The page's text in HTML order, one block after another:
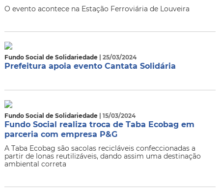
O evento acontece na Estação Ferroviária de Louveira
Fundo Social de Solidariedade | 25/03/2024
Prefeitura apoia evento Cantata Solidária
Fundo Social de Solidariedade | 15/03/2024
Fundo Social realiza troca de Taba Ecobag em
parceria com empresa P&G
A Taba Ecobag são sacolas recicláveis confeccionadas a
partir de lonas reutilizáveis, dando assim uma destinação
ambiental correta